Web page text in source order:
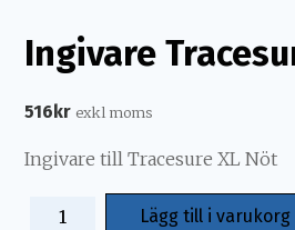
Ingivare
516 kr exkl moms
Ingivare till Tracesure XL Nöt
Lägg till i varukorg